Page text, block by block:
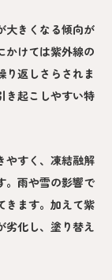
大きくなる傾向が
かけては紫外線の
り返しさらされま
き起こしやすい特
やすく、凍結融解
。雨や雪の影響で
きます。加えて紫
劣化し、塗り替え